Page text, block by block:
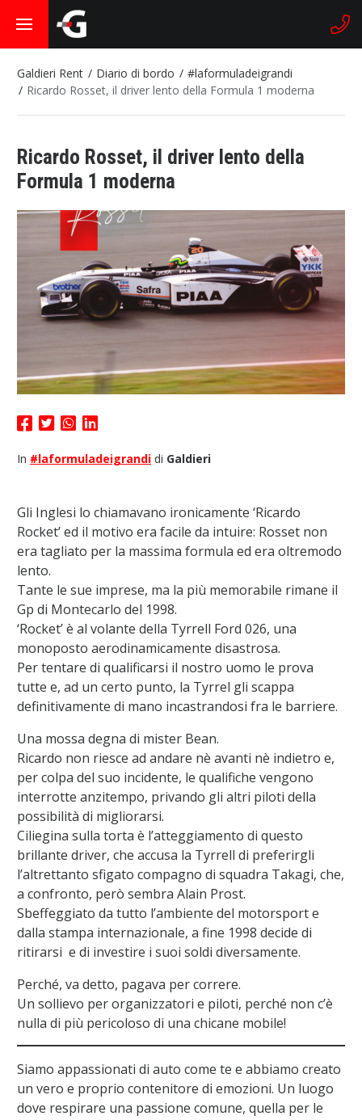
Galdieri Rent Diario di bordo
#laformuladeigrandi
Ricardo Rosset, il driver lento della Formula 1 moderna
Ricardo Rosset, il driver lento della
Formula 1 moderna
In #laformuladeigrandidi Galdieri
Gli Inglesi lo chiamavano ironicamente ‘Ricardo
Rocket’ ed il motivo era facile da intuire: Rosset non
era tagliato per la massima formula ed era oltremodo
lento.
Tante le sue imprese, ma la più memorabile rimane il
Gp di Montecarlo del 1998.
‘Rocket’ è al volante della Tyrrell Ford 026, una
monoposto aerodinamicamente disastrosa.
Per tentare di qualificarsi il nostro uomo le prova
tutte e, ad un certo punto, la Tyrrel gli scappa
definitivamente di mano incastrandosi fra le barriere.
Una mossa degna di mister Bean.
Ricardo non riesce ad andare nè avanti nè indietro e,
per colpa del suo incidente, le qualifiche vengono
interrotte anzitempo, privando gli altri piloti della
possibilità di migliorarsi.
Ciliegina sulla torta è l’atteggiamento di questo
brillante driver, che accusa la Tyrrell di preferirgli
l’altrettanto sfigato compagno di squadra Takagi, che,
a confronto, però sembra Alain Prost.
Sbeffeggiato da tutto l’ambiente del motorsport e
dalla stampa internazionale, a fine 1998 decide di
ritirarsi e di investire i suoi soldi diversamente.
Perché, va detto, pagava per correre.
Un sollievo per organizzatori e piloti, perché non c’è
nulla di più pericoloso di una chicane mobile!
Siamo appassionati di auto come te e abbiamo creato
un vero e proprio contenitore di emozioni. Un luogo
dove respirare una passione comune, quella per le